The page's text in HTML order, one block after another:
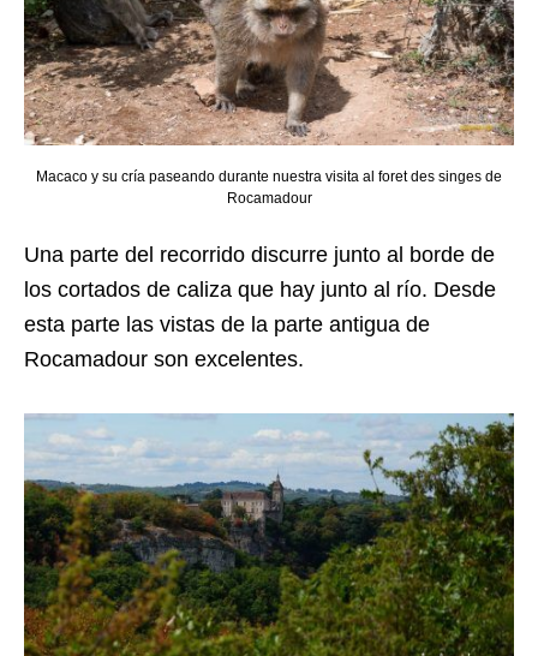
Macaco y su cría paseando durante nuestra visita al foret des singes de
Rocamadour
Una parte del recorrido discurre junto al borde de
los cortados de caliza que hay junto al río. Desde
esta parte las vistas de la parte antigua de
Rocamadour son excelentes.